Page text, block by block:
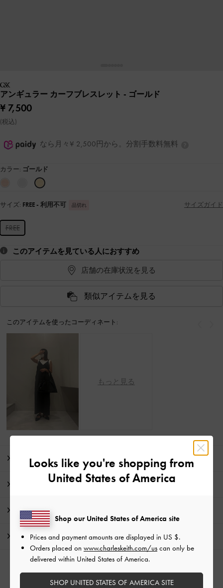
アンギュラー カーフブレスレット - ゴールド
¥ 7,500
(税込)
なら月々¥ 2,500円から。分割手数料無料
カラー: ゴールド
サイズ: FREE - 利用不可 品切れ サイズガイド
FREE
このアイテムを見ている人におすすめ
店舗の在庫状況を見る
類似アイテムを見る
このアイテムを使ったコーディネート:
もっと見る
商品説明
商品詳細 / お手入れ方法
特典
配送 & 返品
Looks like you're shopping from
United States of America
Shop our United States of America site
Prices and payment amounts are displayed in US $.
Orders placed on www.charleskeith.com/us can only be
delivered within United States of America.
SHOP UNITED STATES OF AMERICA SITE